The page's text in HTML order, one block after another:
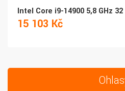
Intel Core i9-14900 5,8 GHz 32
15 103 Kč